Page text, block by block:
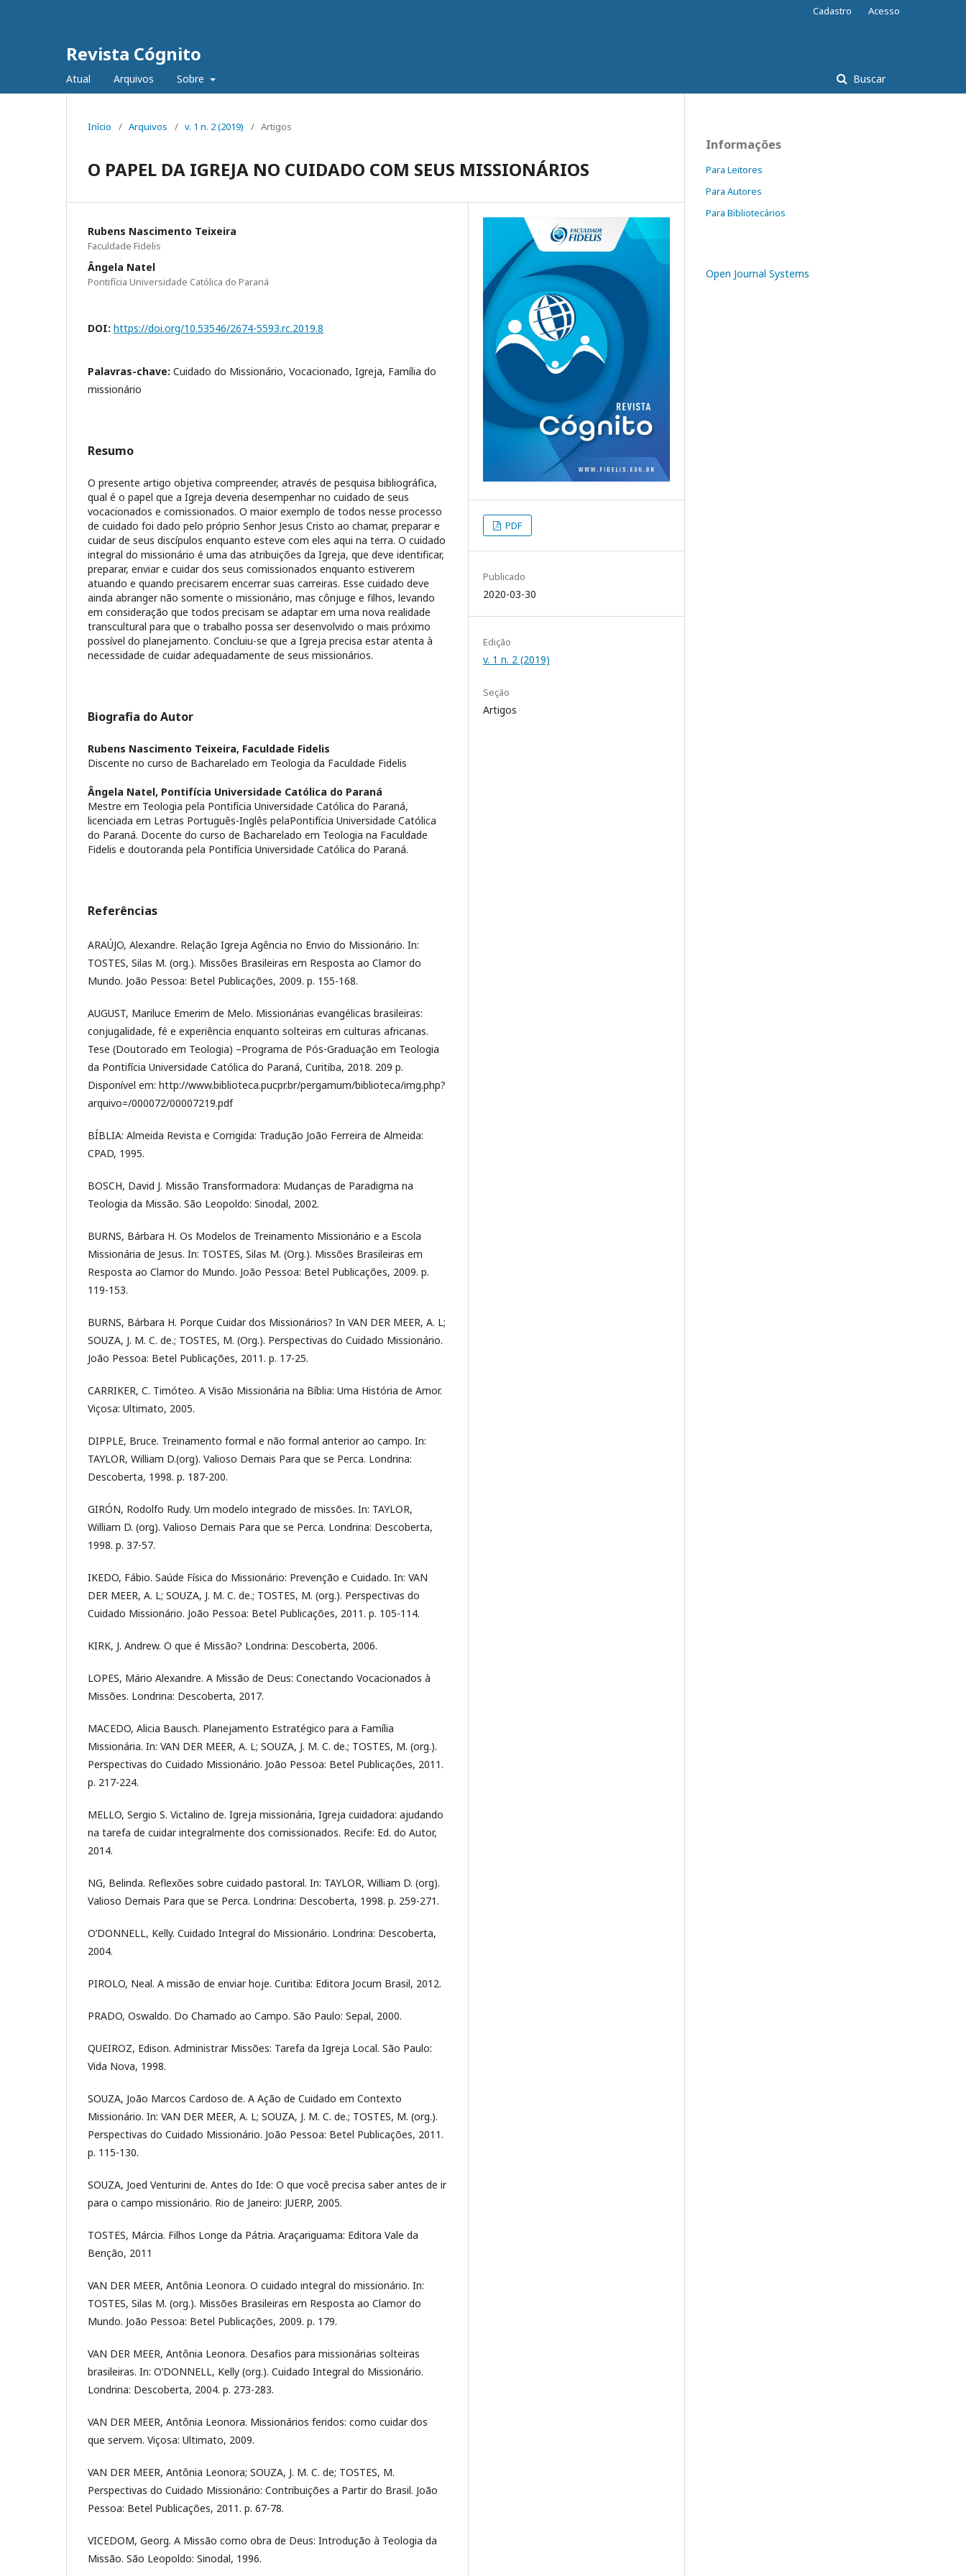
Revista Cógnito
Atual Arquivos Sobre Buscar
Cadastro Acesso
Início / Arquivos / v. 1 n. 2 (2019) / Artigos
O PAPEL DA IGREJA NO CUIDADO COM SEUS MISSIONÁRIOS
Rubens Nascimento Teixeira
Faculdade Fidelis
Ângela Natel
Pontifícia Universidade Católica do Paraná
DOI: https://doi.org/10.53546/2674-5593.rc.2019.8
Palavras-chave: Cuidado do Missionário, Vocacionado, Igreja, Família do
missionário
Resumo
O presente artigo objetiva compreender, através de pesquisa bibliográfica,
qual é o papel que a Igreja deveria desempenhar no cuidado de seus
vocacionados e comissionados. O maior exemplo de todos nesse processo
de cuidado foi dado pelo próprio Senhor Jesus Cristo ao chamar, preparar e
cuidar de seus discípulos enquanto esteve com eles aqui na terra. O cuidado
integral do missionário é uma das atribuições da Igreja, que deve identificar,
preparar, enviar e cuidar dos seus comissionados enquanto estiverem
atuando e quando precisarem encerrar suas carreiras. Esse cuidado deve
ainda abranger não somente o missionário, mas cônjuge e filhos, levando
em consideração que todos precisam se adaptar em uma nova realidade
transcultural para que o trabalho possa ser desenvolvido o mais próximo
possível do planejamento. Concluiu-se que a Igreja precisa estar atenta à
necessidade de cuidar adequadamente de seus missionários.
Biografia do Autor
Rubens Nascimento Teixeira, Faculdade Fidelis
Discente no curso de Bacharelado em Teologia da Faculdade Fidelis
Ângela Natel, Pontifícia Universidade Católica do Paraná
Mestre em Teologia pela Pontifícia Universidade Católica do Paraná,
licenciada em Letras Português-Inglês pelaPontifícia Universidade Católica
do Paraná. Docente do curso de Bacharelado em Teologia na Faculdade
Fidelis e doutoranda pela Pontifícia Universidade Católica do Paraná.
Referências
ARAÚJO, Alexandre. Relação Igreja Agência no Envio do Missionário. In:
TOSTES, Silas M. (org.). Missões Brasileiras em Resposta ao Clamor do
Mundo. João Pessoa: Betel Publicações, 2009. p. 155-168.
AUGUST, Mariluce Emerim de Melo. Missionárias evangélicas brasileiras:
conjugalidade, fé e experiência enquanto solteiras em culturas africanas.
Tese (Doutorado em Teologia) –Programa de Pós-Graduação em Teologia
da Pontifícia Universidade Católica do Paraná, Curitiba, 2018. 209 p.
Disponível em: http://www.biblioteca.pucpr.br/pergamum/biblioteca/img.php?
arquivo=/000072/00007219.pdf
BÍBLIA: Almeida Revista e Corrigida: Tradução João Ferreira de Almeida:
CPAD, 1995.
BOSCH, David J. Missão Transformadora: Mudanças de Paradigma na
Teologia da Missão. São Leopoldo: Sinodal, 2002.
BURNS, Bárbara H. Os Modelos de Treinamento Missionário e a Escola
Missionária de Jesus. In: TOSTES, Silas M. (Org.). Missões Brasileiras em
Resposta ao Clamor do Mundo. João Pessoa: Betel Publicações, 2009. p.
119-153.
BURNS, Bárbara H. Porque Cuidar dos Missionários? In VAN DER MEER, A. L;
SOUZA, J. M. C. de.; TOSTES, M. (Org.). Perspectivas do Cuidado Missionário.
João Pessoa: Betel Publicações, 2011. p. 17-25.
CARRIKER, C. Timóteo. A Visão Missionária na Bíblia: Uma História de Amor.
Viçosa: Ultimato, 2005.
DIPPLE, Bruce. Treinamento formal e não formal anterior ao campo. In:
TAYLOR, William D.(org). Valioso Demais Para que se Perca. Londrina:
Descoberta, 1998. p. 187-200.
GIRÓN, Rodolfo Rudy. Um modelo integrado de missões. In: TAYLOR,
William D. (org). Valioso Demais Para que se Perca. Londrina: Descoberta,
1998. p. 37-57.
IKEDO, Fábio. Saúde Física do Missionário: Prevenção e Cuidado. In: VAN
DER MEER, A. L; SOUZA, J. M. C. de.; TOSTES, M. (org.). Perspectivas do
Cuidado Missionário. João Pessoa: Betel Publicações, 2011. p. 105-114.
KIRK, J. Andrew. O que é Missão? Londrina: Descoberta, 2006.
LOPES, Mário Alexandre. A Missão de Deus: Conectando Vocacionados à
Missões. Londrina: Descoberta, 2017.
MACEDO, Alicia Bausch. Planejamento Estratégico para a Família
Missionária. In: VAN DER MEER, A. L; SOUZA, J. M. C. de.; TOSTES, M. (org.).
Perspectivas do Cuidado Missionário. João Pessoa: Betel Publicações, 2011.
p. 217-224.
MELLO, Sergio S. Victalino de. Igreja missionária, Igreja cuidadora: ajudando
na tarefa de cuidar integralmente dos comissionados. Recife: Ed. do Autor,
2014.
NG, Belinda. Reflexões sobre cuidado pastoral. In: TAYLOR, William D. (org).
Valioso Demais Para que se Perca. Londrina: Descoberta, 1998. p. 259-271.
O’DONNELL, Kelly. Cuidado Integral do Missionário. Londrina: Descoberta,
2004.
PIROLO, Neal. A missão de enviar hoje. Curitiba: Editora Jocum Brasil, 2012.
PRADO, Oswaldo. Do Chamado ao Campo. São Paulo: Sepal, 2000.
QUEIROZ, Edison. Administrar Missões: Tarefa da Igreja Local. São Paulo:
Vida Nova, 1998.
SOUZA, João Marcos Cardoso de. A Ação de Cuidado em Contexto
Missionário. In: VAN DER MEER, A. L; SOUZA, J. M. C. de.; TOSTES, M. (org.).
Perspectivas do Cuidado Missionário. João Pessoa: Betel Publicações, 2011.
p. 115-130.
SOUZA, Joed Venturini de. Antes do Ide: O que você precisa saber antes de ir
para o campo missionário. Rio de Janeiro: JUERP, 2005.
TOSTES, Márcia. Filhos Longe da Pátria. Araçariguama: Editora Vale da
Benção, 2011
VAN DER MEER, Antônia Leonora. O cuidado integral do missionário. In:
TOSTES, Silas M. (org.). Missões Brasileiras em Resposta ao Clamor do
Mundo. João Pessoa: Betel Publicações, 2009. p. 179.
VAN DER MEER, Antônia Leonora. Desafios para missionárias solteiras
brasileiras. In: O’DONNELL, Kelly (org.). Cuidado Integral do Missionário.
Londrina: Descoberta, 2004. p. 273-283.
VAN DER MEER, Antônia Leonora. Missionários feridos: como cuidar dos
que servem. Viçosa: Ultimato, 2009.
VAN DER MEER, Antônia Leonora; SOUZA, J. M. C. de; TOSTES, M.
Perspectivas do Cuidado Missionário: Contribuições a Partir do Brasil. João
Pessoa: Betel Publicações, 2011. p. 67-78.
VICEDOM, Georg. A Missão como obra de Deus: Introdução à Teologia da
Missão. São Leopoldo: Sinodal, 1996.
PDF
Publicado
2020-03-30
Edição
v. 1 n. 2 (2019)
Seção
Artigos
Informações
Para Leitores
Para Autores
Para Bibliotecários
Open Journal Systems